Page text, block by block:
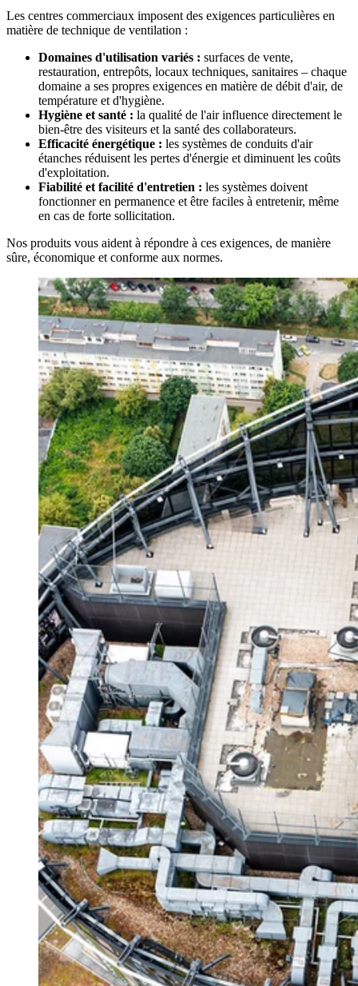
Les centres commerciaux imposent des exigences particulières en
matière de technique de ventilation :
Domaines d'utilisation variés : surfaces de vente,
restauration, entrepôts, locaux techniques, sanitaires – chaque
domaine a ses propres exigences en matière de débit d'air, de
température et d'hygiène.
Hygiène et santé : la qualité de l'air influence directement le
bien-être des visiteurs et la santé des collaborateurs.
Efficacité énergétique : les systèmes de conduits d'air
étanches réduisent les pertes d'énergie et diminuent les coûts
d'exploitation.
Fiabilité et facilité d'entretien : les systèmes doivent
fonctionner en permanence et être faciles à entretenir, même
en cas de forte sollicitation.
Nos produits vous aident à répondre à ces exigences, de manière
sûre, économique et conforme aux normes.